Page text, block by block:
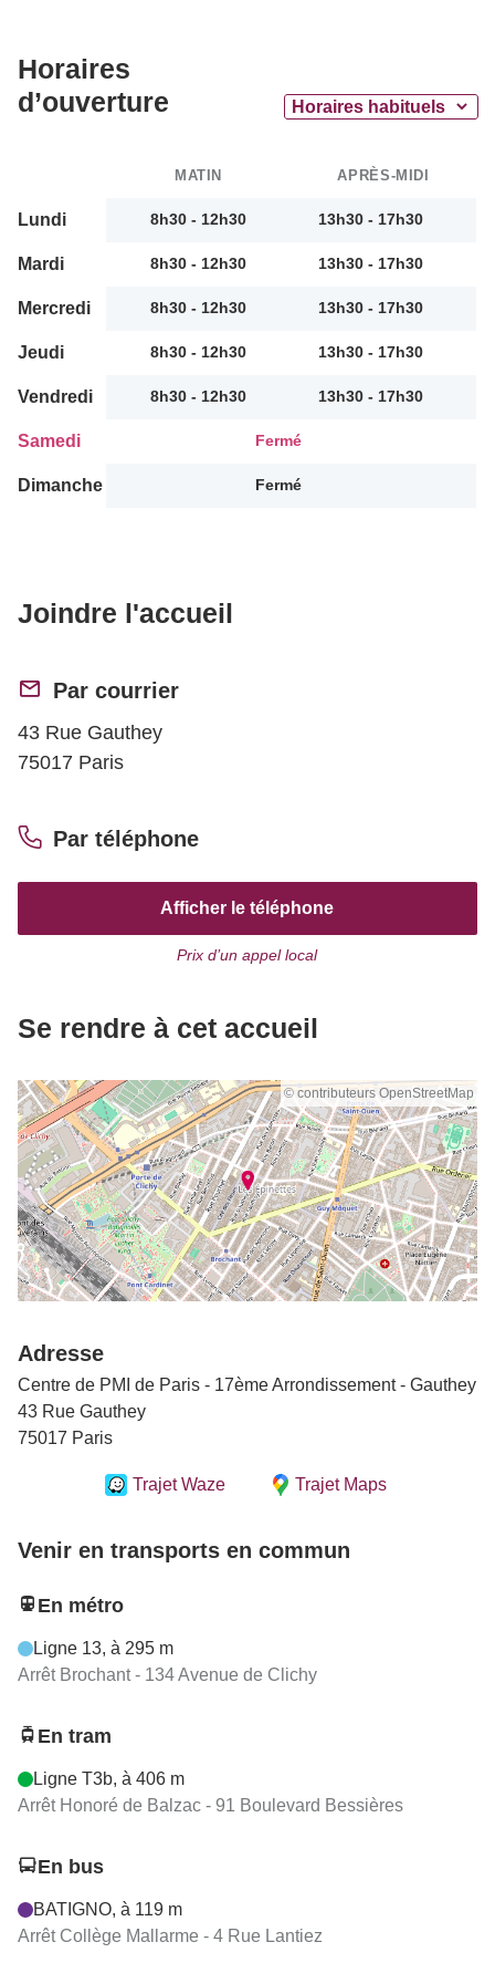
Horaires
d’ouverture
MATIN APRÈS-MIDI
Lundi 8h30 - 12h30 13h30 - 17h30
Mardi 8h30 - 12h30 13h30 - 17h30
Mercredi 8h30 - 12h30 13h30 - 17h30
Jeudi 8h30 - 12h30 13h30 - 17h30
Vendredi 8h30 - 12h30 13h30 - 17h30
Samedi Fermé
Dimanche Fermé
Joindre l'accueil
Par courrier
43 Rue Gauthey
75017 Paris
Par téléphone
Afficher le téléphone
Prix d’un appel local
Se rendre à cet accueil
© contributeurs OpenStreetMap
Adresse
Centre de PMI de Paris - 17ème Arrondissement - Gauthey
43 Rue Gauthey
75017 Paris
Trajet Waze Trajet Maps
Venir en transports en commun
En métro
Ligne 13, à 295 m
Arrêt Brochant - 134 Avenue de Clichy
En tram
Ligne T3b, à 406 m
Arrêt Honoré de Balzac - 91 Boulevard Bessières
En bus
BATIGNO, à 119 m
Arrêt Collège Mallarme - 4 Rue Lantiez